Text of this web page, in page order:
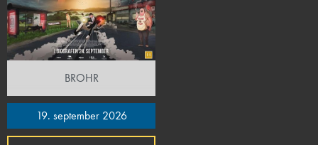
BROHR
19. september 2026